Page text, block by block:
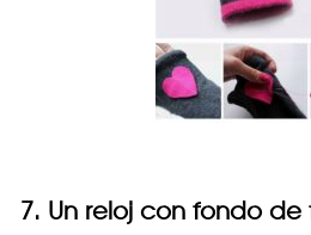
7. Un reloj con fondo